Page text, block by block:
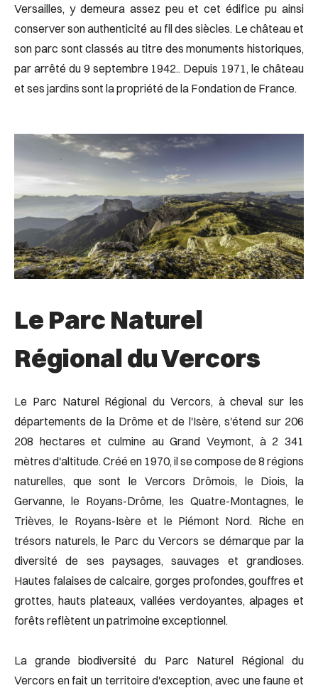
Versailles, y demeura assez peu et cet édifice pu ainsi
conserver son authenticité au fil des siècles. Le château et
son parc sont classés au titre des monuments historiques,
par arrêté du 9 septembre 1942.. Depuis 1971, le château
et ses jardins sont la propriété de la Fondation de France.
Le Parc Naturel
Régional du Vercors
Le Parc Naturel Régional du Vercors, à cheval sur les
départements de la Drôme et de l'Isère, s'étend sur 206
208 hectares et culmine au Grand Veymont, à 2 341
mètres d'altitude. Créé en 1970, il se compose de 8 régions
naturelles, que sont le Vercors Drômois, le Diois, la
Gervanne, le Royans-Drôme, les Quatre-Montagnes, le
Trièves, le Royans-Isère et le Piémont Nord. Riche en
trésors naturels, le Parc du Vercors se démarque par la
diversité de ses paysages, sauvages et grandioses.
Hautes falaises de calcaire, gorges profondes, gouffres et
grottes, hauts plateaux, vallées verdoyantes, alpages et
forêts reflètent un patrimoine exceptionnel.
La grande biodiversité du Parc Naturel Régional du
Vercors en fait un territoire d'exception, avec une faune et